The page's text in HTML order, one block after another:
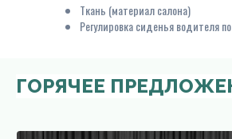
Ткань (материал салона)
Регулировка сиденья водителя
ГОРЯЧЕЕ